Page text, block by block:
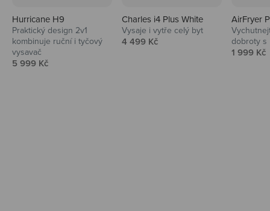
Hurricane H9
Praktický design 2v1
kombinuje ruční i tyčový
vysavač
Prodejní cena
5 999 Kč
Charles i4 Plus White
Vysaje i vytře celý byt
Prodejní cena
4 499 Kč
AirFryer
dobroty s
Prodejní
1 999 Kč
Audio
Niceboy sluchátka a repráky ti padnou
do noty.